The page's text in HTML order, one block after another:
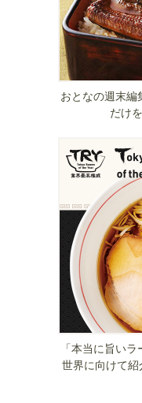
おとなの週末編
だけ
「本当に旨い
世界に向けて紹